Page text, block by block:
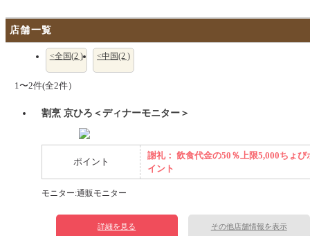
店舗一覧
<全国(2 ) <中国(2 )
1〜2件(全2件）
割烹 京ひろ＜ディナーモニター＞
ポイント
謝礼： 飲食代金の50％上限5,000ちょび
イント
モニター:通販モニター
詳細を見る その他店舗情報を表示